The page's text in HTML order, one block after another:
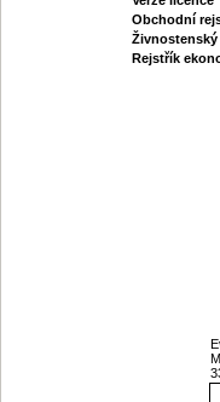
Obchodní
Rejstřík